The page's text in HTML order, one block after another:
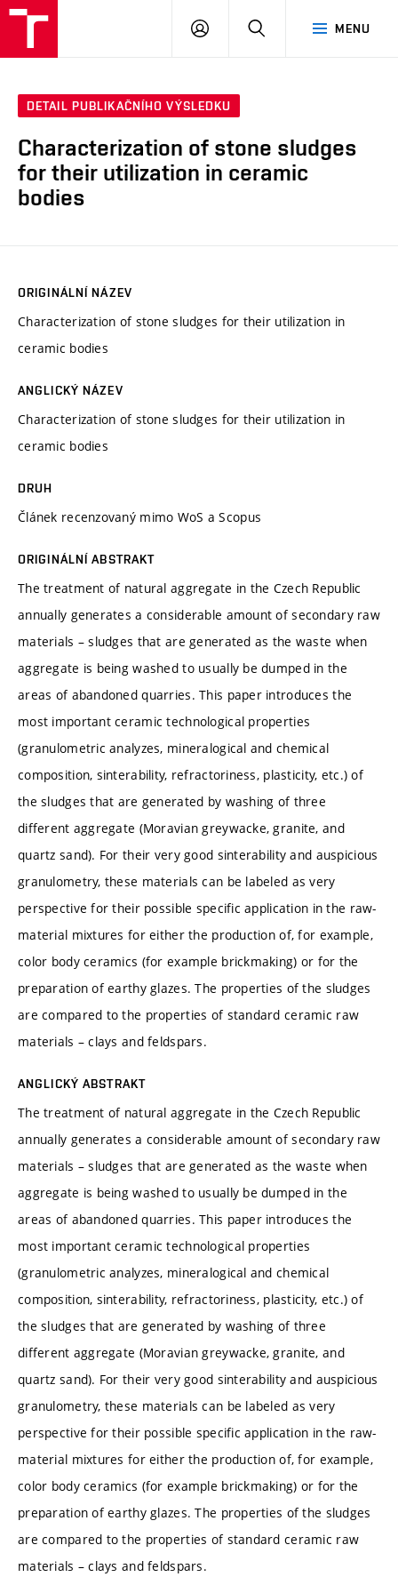
MENU
PŘIHLÁSIT
DETAIL PUBLIKAČNÍHO VÝSLEDKU
Characterization of stone sludges
for their utilization in ceramic
bodies
ORIGINÁLNÍ NÁZEV
Characterization of stone sludges for their utilization in
ceramic bodies
ANGLICKÝ NÁZEV
Characterization of stone sludges for their utilization in
ceramic bodies
DRUH
Článek recenzovaný mimo WoS a Scopus
ORIGINÁLNÍ ABSTRAKT
The treatment of natural aggregate in the Czech Republic
annually generates a considerable amount of secondary raw
materials – sludges that are generated as the waste when
aggregate is being washed to usually be dumped in the
areas of abandoned quarries. This paper introduces the
most important ceramic technological properties
(granulometric analyzes, mineralogical and chemical
composition, sinterability, refractoriness, plasticity, etc.) of
the sludges that are generated by washing of three
different aggregate (Moravian greywacke, granite, and
quartz sand). For their very good sinterability and auspicious
granulometry, these materials can be labeled as very
perspective for their possible specific application in the raw-
material mixtures for either the production of, for example,
color body ceramics (for example brickmaking) or for the
preparation of earthy glazes. The properties of the sludges
are compared to the properties of standard ceramic raw
materials – clays and feldspars.
ANGLICKÝ ABSTRAKT
The treatment of natural aggregate in the Czech Republic
annually generates a considerable amount of secondary raw
materials – sludges that are generated as the waste when
aggregate is being washed to usually be dumped in the
areas of abandoned quarries. This paper introduces the
most important ceramic technological properties
(granulometric analyzes, mineralogical and chemical
composition, sinterability, refractoriness, plasticity, etc.) of
the sludges that are generated by washing of three
different aggregate (Moravian greywacke, granite, and
quartz sand). For their very good sinterability and auspicious
granulometry, these materials can be labeled as very
perspective for their possible specific application in the raw-
material mixtures for either the production of, for example,
color body ceramics (for example brickmaking) or for the
preparation of earthy glazes. The properties of the sludges
are compared to the properties of standard ceramic raw
materials – clays and feldspars.